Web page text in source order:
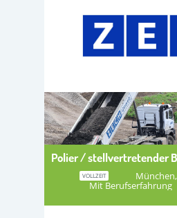
Polier / stellvertretender
VOLLZEIT
Mit Berufserfahrung